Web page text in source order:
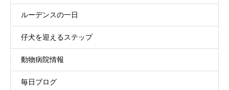
ルーデンスの一日
仔犬を迎えるステップ
動物病院情報
毎日ブログ